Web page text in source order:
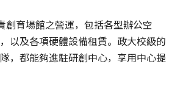
創育場館之營運，包括各型辦公空
以及各項硬體設備租賃。政大校級的
，都能夠進駐研創中心，享用中心提